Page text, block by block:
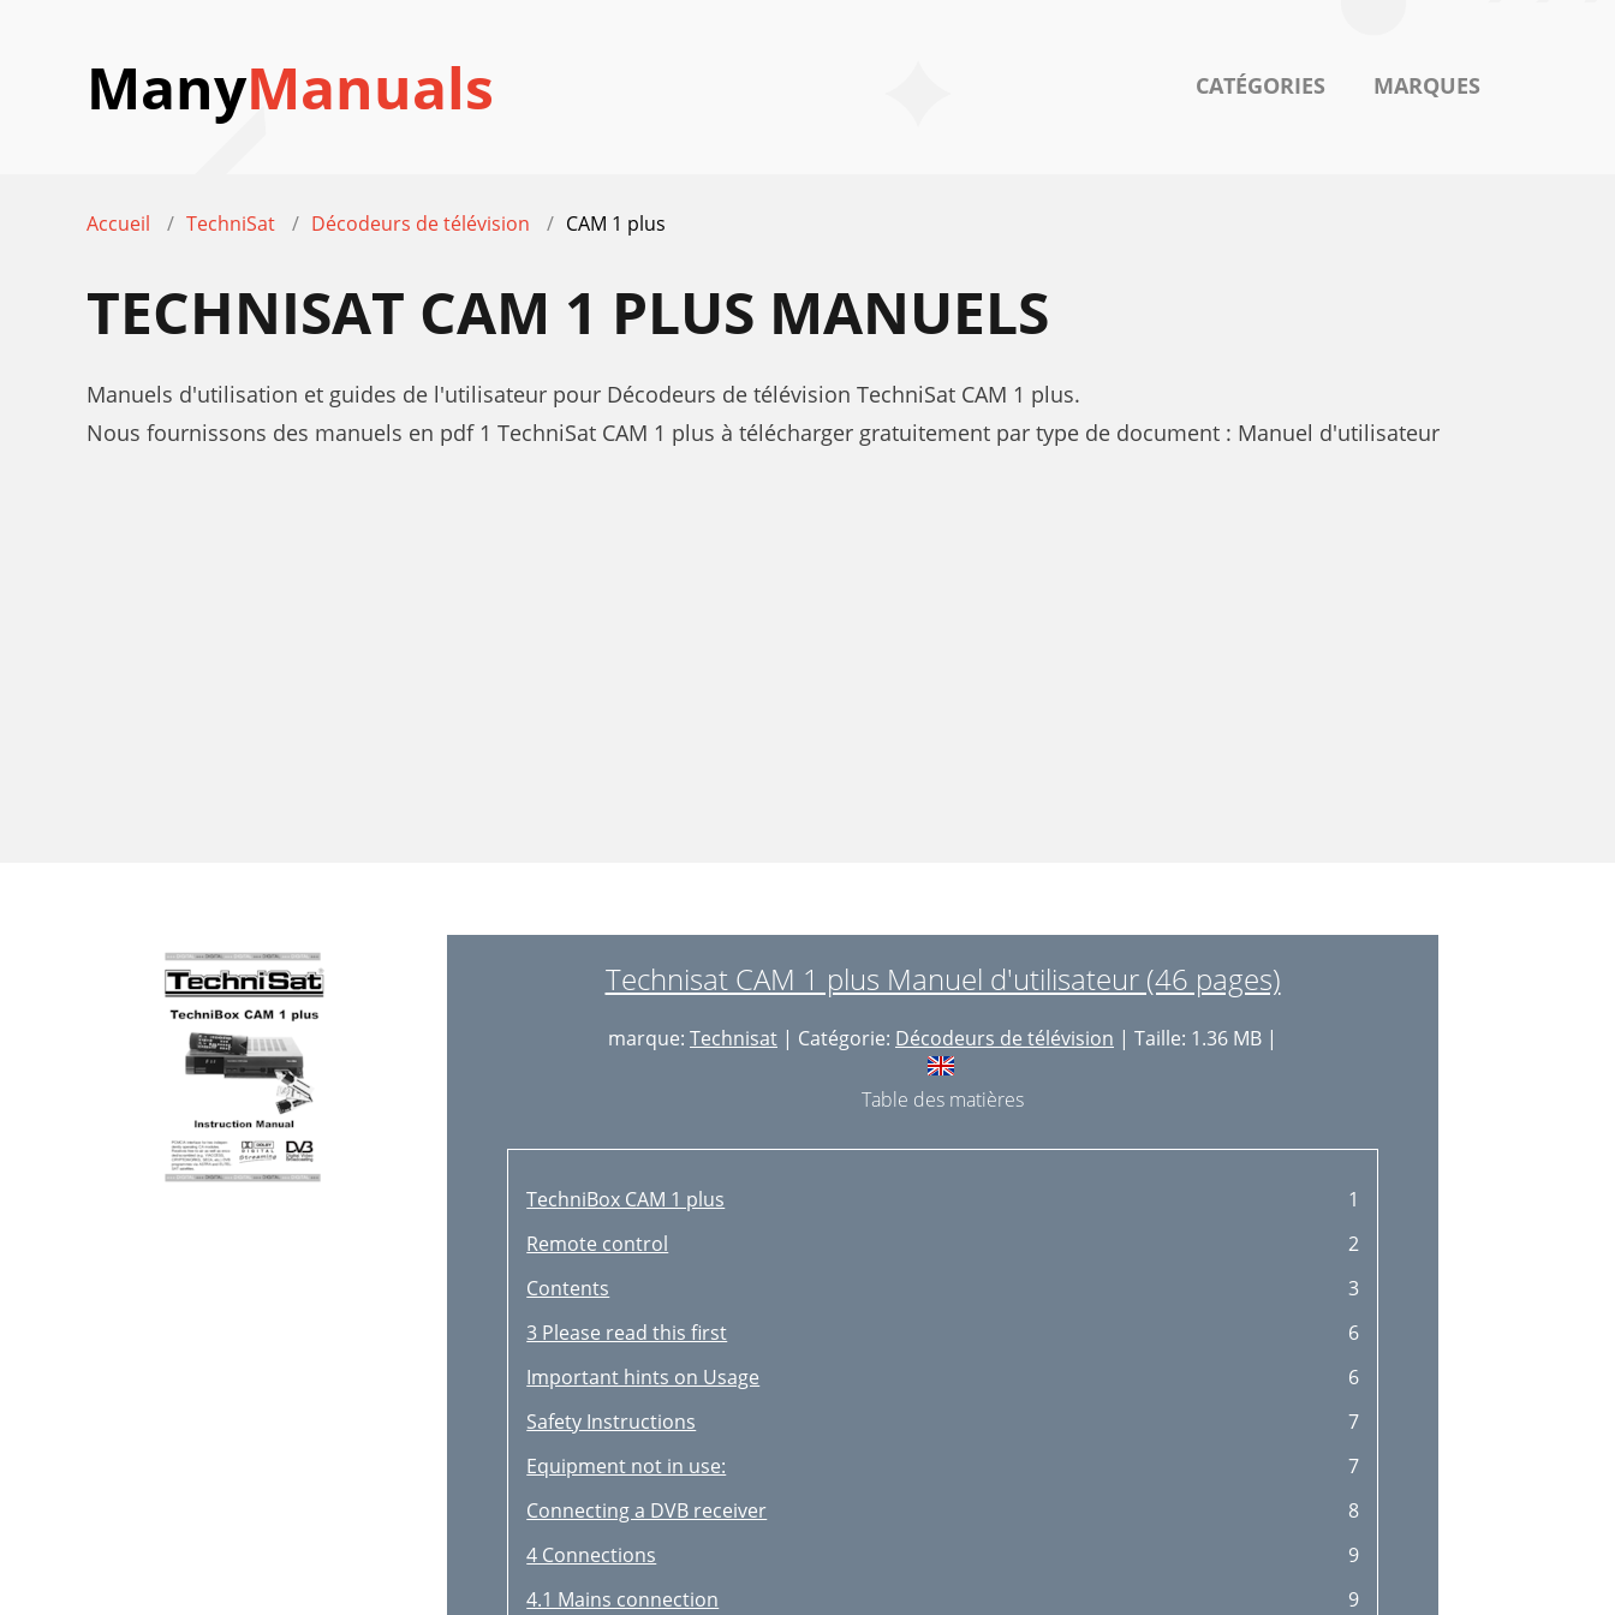
ManyManuals CATÉGORIES MARQUES
Accueil TechniSat Décodeurs de télévision CAM 1 plus
TECHNISAT CAM 1 PLUS MANUELS
Manuels d'utilisation et guides de l'utilisateur pour Décodeurs de télévision TechniSat CAM 1 plus.
Nous fournissons des manuels en pdf 1 TechniSat CAM 1 plus à télécharger gratuitement par type de document : Manuel d'utilisateur
Technisat CAM 1 plus Manuel d'utilisateur (46 pages)
marque: Technisat | Catégorie: Décodeurs de télévision | Taille: 1.36 MB |
Table des matières
TechniBox CAM 1 plus
1
Remote control
2
Contents
3
3 Please read this first
6
Important hints on Usage
6
Safety Instructions
7
Equipment not in use:
7
Connecting a DVB receiver
8
4 Connections
9
4.1 Mains connection
9